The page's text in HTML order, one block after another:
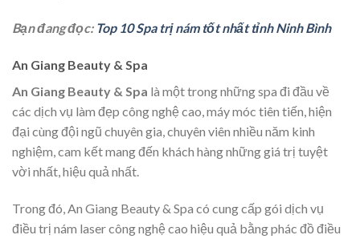
Bạn đang đọc: Top 10 Spa trị nám tốt nhất tỉnh Ninh Bình
An Giang Beauty & Spa
An Giang Beauty & Spa là một trong những spa đi đầu về
các dịch vụ làm đẹp công nghệ cao, máy móc tiên tiến, hiện
đại cùng đội ngũ chuyên gia, chuyên viên nhiều năm kinh
nghiệm, cam kết mang đến khách hàng những giá trị tuyệt
vời nhất, hiệu quả nhất.
Trong đó, An Giang Beauty & Spa có cung cấp gói dịch vụ
điều trị nám laser công nghệ cao hiệu quả bằng phác đồ điều